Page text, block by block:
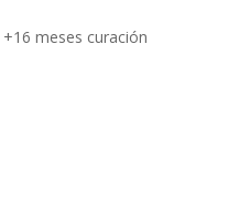
meses curación